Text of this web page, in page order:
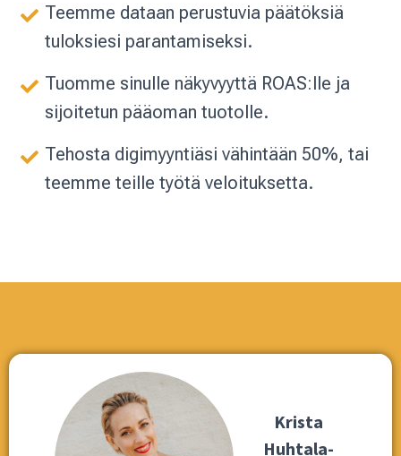
Teemme dataan perustuvia päätöksiä
tuloksiesi parantamiseksi.
Tuomme sinulle näkyvyyttä ROAS:lle ja
sijoitetun pääoman tuotolle.
Tehosta digimyyntiäsi vähintään 50%, tai
teemme teille työtä veloituksetta.
Krista
Huhtala-